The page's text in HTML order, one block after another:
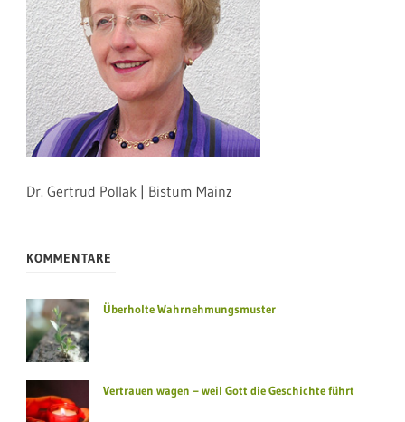
Dr. Gertrud Pollak | Bistum Mainz
KOMMENTARE
Überholte Wahrnehmungsmuster
Vertrauen wagen – weil Gott die Geschichte führt